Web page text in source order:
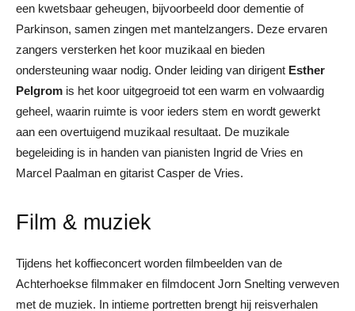
een kwetsbaar geheugen, bijvoorbeeld door dementie of
Parkinson, samen zingen met mantelzangers. Deze ervaren
zangers versterken het koor muzikaal en bieden
ondersteuning waar nodig. Onder leiding van dirigent Esther
Pelgrom is het koor uitgegroeid tot een warm en volwaardig
geheel, waarin ruimte is voor ieders stem en wordt gewerkt
aan een overtuigend muzikaal resultaat. De muzikale
begeleiding is in handen van pianisten Ingrid de Vries en
Marcel Paalman en gitarist Casper de Vries.
Film & muziek
Tijdens het koffieconcert worden filmbeelden van de
Achterhoekse filmmaker en filmdocent Jorn Snelting verweven
met de muziek. In intieme portretten brengt hij reisverhalen